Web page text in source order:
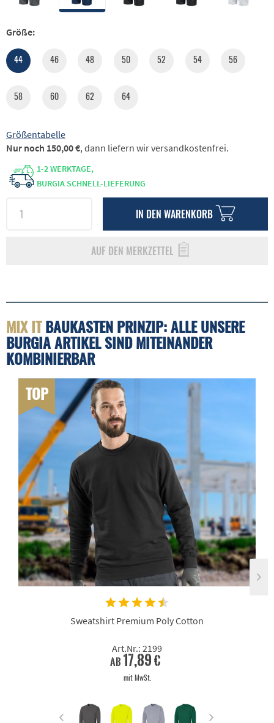
Größe:
44 46 48 50 52 54 56
58 60 62 64
Größentabelle
1-2 WERKTAGE,
BURGIA SCHNELL-LIEFERUNG
IN DEN WARENKORB
AUF DEN MERKZETTEL
Nur noch 150,00 €, dann liefern wir versandkostenfrei.
MIX ITBAUKASTEN PRINZIP: ALLE UNSERE
BURGIA ARTIKEL SIND MITEINANDER
KOMBINIERBAR
TOP
Sweatshirt Premium Poly Cotton
Art.Nr.: 2199
ab 17,89 €
mit MwSt.